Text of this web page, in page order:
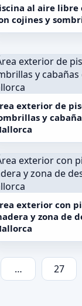
al aire libre
cojines y
exterior de
y
exterior con
y zona de
… 27